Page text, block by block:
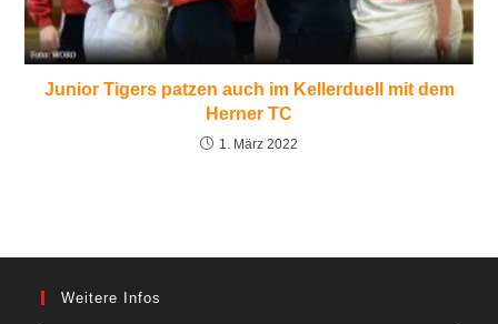
Junior Tigers patzen auch im Kellerduell mit dem
Herner TC
1. März 2022
Weitere Infos